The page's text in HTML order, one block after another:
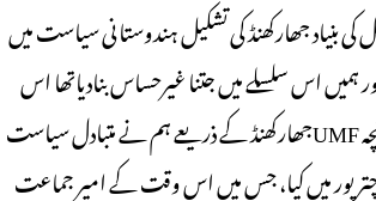
بنیاد جھارکھنڈ کی تشکیل ہندوستانی سیاست میں
اس سلسلے میں جتنا غیرحساس بنادیاتھا اس
کے پیش نظر ضروری تھا کہ ہم سیاسی محاذ پر بلاتاخیر اللہ کے بھروسے پر اقدام کریں۔ چنانچہ UMFجھارکھنڈ کے ذریعے ہم نے متبادل سیاست
میں کیا، جس میں اس وقت کے امیر جماعت